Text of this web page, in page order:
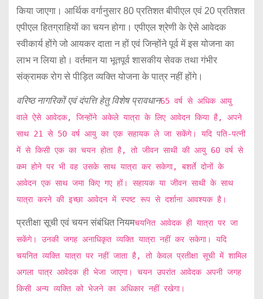
किया जाएगा। आर्थिक वर्गानुसार 80 प्रतिशत बीपीएल एवं 20 प्रतिशत
एपीएल हितग्राहियों का चयन होगा। एपीएल श्रेणी के ऐसे आवेदक
स्वीकार्य होंगे जो आयकर दाता न हों एवं जिन्होंने पूर्व में इस योजना का
लाभ न लिया हो। वर्तमान या भूतपूर्व शासकीय सेवक तथा गंभीर
संक्रामक रोग से पीड़ित व्यक्ति योजना के पात्र नहीं होंगे।
वरिष्ठ नागरिकों एवं दंपत्ति हेतु विशेष प्रावधान65 वर्ष से अधिक आयु
वाले ऐसे आवेदक, जिन्होंने अकेले यात्रा के लिए आवेदन किया है, अपने
साथ 21 से 50 वर्ष आयु का एक सहायक ले जा सकेंगे। यदि पति-पत्नी
में से किसी एक का चयन होता है, तो जीवन साथी की आयु 60 वर्ष से
कम होने पर भी वह उसके साथ यात्रा कर सकेगा, बशर्ते दोनों के
आवेदन एक साथ जमा किए गए हों। सहायक या जीवन साथी के साथ
यात्रा करने की इच्छा आवेदन में स्पष्ट रूप से दर्शाना आवश्यक है।
प्रतीक्षा सूची एवं चयन संबंधित नियमचयनित आवेदक ही यात्रा पर जा
सकेंगे। उनकी जगह अनाधिकृत व्यक्ति यात्रा नहीं कर सकेगा। यदि
चयनित व्यक्ति यात्रा पर नहीं जाता है, तो केवल प्रतीक्षा सूची में शामिल
अगला पात्र आवेदक ही भेजा जाएगा। चयन उपरांत आवेदक अपनी जगह
किसी अन्य व्यक्ति को भेजने का अधिकार नहीं रखेगा।